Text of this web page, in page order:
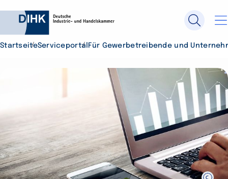
StartseiteServiceportal Für Gewerbetreibende und